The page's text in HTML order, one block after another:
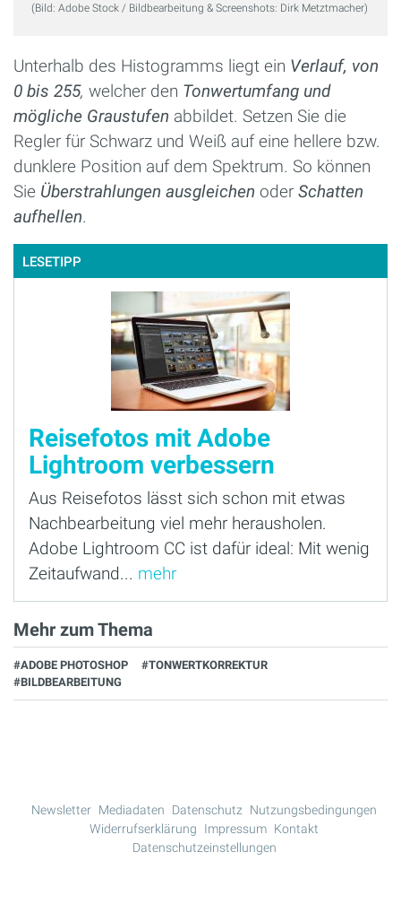
(Bild: Adobe Stock / Bildbearbeitung & Screenshots: Dirk Metztmacher)
Unterhalb des Histogramms liegt ein Verlauf, von
0 bis 255, welcher den Tonwertumfang und
mögliche Graustufen abbildet. Setzen Sie die
Regler für Schwarz und Weiß auf eine hellere bzw.
dunklere Position auf dem Spektrum. So können
Sie Überstrahlungen ausgleichen oder Schatten
aufhellen.
LESETIPP
Reisefotos mit Adobe
Lightroom verbessern
Aus Reisefotos lässt sich schon mit etwas
Nachbearbeitung viel mehr herausholen.
Adobe Lightroom CC ist dafür ideal: Mit wenig
Zeitaufwand... mehr
Mehr zum Thema
#ADOBE PHOTOSHOP
#TONWERTKORREKTUR
#BILDBEARBEITUNG
Newsletter Mediadaten Datenschutz
Nutzungsbedingungen
Widerrufserklärung
Impressum Kontakt
Datenschutzeinstellungen